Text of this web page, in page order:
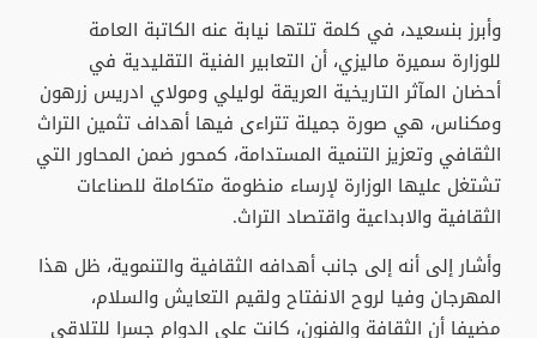
وأبرز بنسعيد، في كلمة تلتها نيابة عنه الكاتبة العامة
للوزارة سميرة ماليزي، أن التعابير الفنية التقليدية في
أحضان المآثر التاريخية العريقة لوليلي ومولاي ادريس زرهون
ومكناس، هي صورة جميلة تتراءى فيها أهداف تثمين التراث
الثقافي وتعزيز التنمية المستدامة، كمحور ضمن المحاور التي
تشتغل عليها الوزارة لإرساء منظومة متكاملة للصناعات
الثقافية والابداعية واقتصاد التراث.
وأشار إلى أنه إلى جانب أهدافه الثقافية والتنموية، ظل هذا
المهرجان وفيا لروح الانفتاح ولقيم التعايش والسلام،
مضيفا أن الثقافة والفنون، كانت على الدوام جسرا للتلاقي